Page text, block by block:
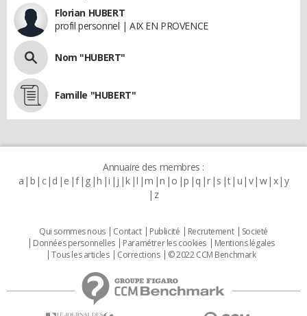
Florian HUBERT
profil personnel | AIX EN PROVENCE
Nom "HUBERT"
Famille "HUBERT"
Annuaire des membres :
a b c d e f g h i j k l m n o p q r s t u v w x y
z
Qui sommes nous Contact Publicité Recrutement
Societé
Données personnelles
Paramétrer les cookies
Mentions légales
Tous les articles
Corrections © 2022 CCM Benchmark